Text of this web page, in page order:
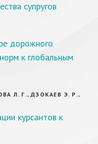
супругов
дорожного
к глобальным
Л. Г., ДЗОКАЕВ Э. Р.,
курсантов к